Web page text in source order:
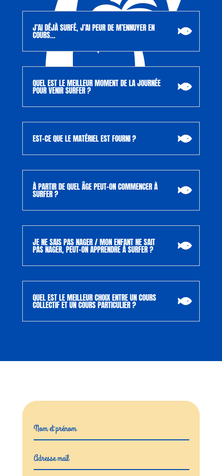
J’AI DÉJÀ SURFÉ, J’AI PEUR DE M’ENNUYER EN
COURS…
QUEL EST LE MEILLEUR MOMENT DE LA JOURNÉE
POUR VENIR SURFER ?
EST-CE QUE LE MATÉRIEL EST FOURNI ?
À PARTIR DE QUEL ÂGE PEUT-ON COMMENCER À
SURFER ?
JE NE SAIS PAS NAGER / MON ENFANT NE SAIT
PAS NAGER, PEUT-ON APPRENDRE À SURFER ?
QUEL EST LE MEILLEUR CHOIX ENTRE UN COURS
COLLECTIF ET UN COURS PARTICULIER ?